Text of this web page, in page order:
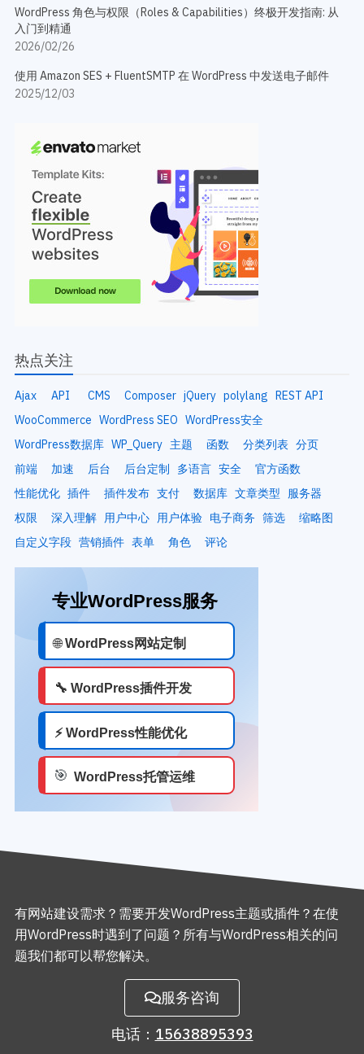
WordPress 角色与权限（Roles & Capabilities）终极开发指南: 从
入门到精通
2026/02/26
使用 Amazon SES + FluentSMTP 在 WordPress 中发送电子邮件
2025/12/03
热点关注
Ajax API CMS Composer jQuery polylang REST API
WooCommerce WordPress SEO WordPress安全
WordPress数据库 WP_Query 主题 函数 分类列表 分页
前端
加速 后台 后台定制 多语言 安全
官方函数
性能优化 插件 插件发布 支付 数据库 文章类型
服务器
权限
深入理解 用户中心 用户体验 电子商务 筛选
缩略图
自定义字段 营销插件 表单 角色 评论
有网站建设需求？需要开发WordPress主题或插件？在使
用WordPress时遇到了问题？所有与WordPress相关的问
题我们都可以帮您解决。
服务咨询
电话： 15638895393